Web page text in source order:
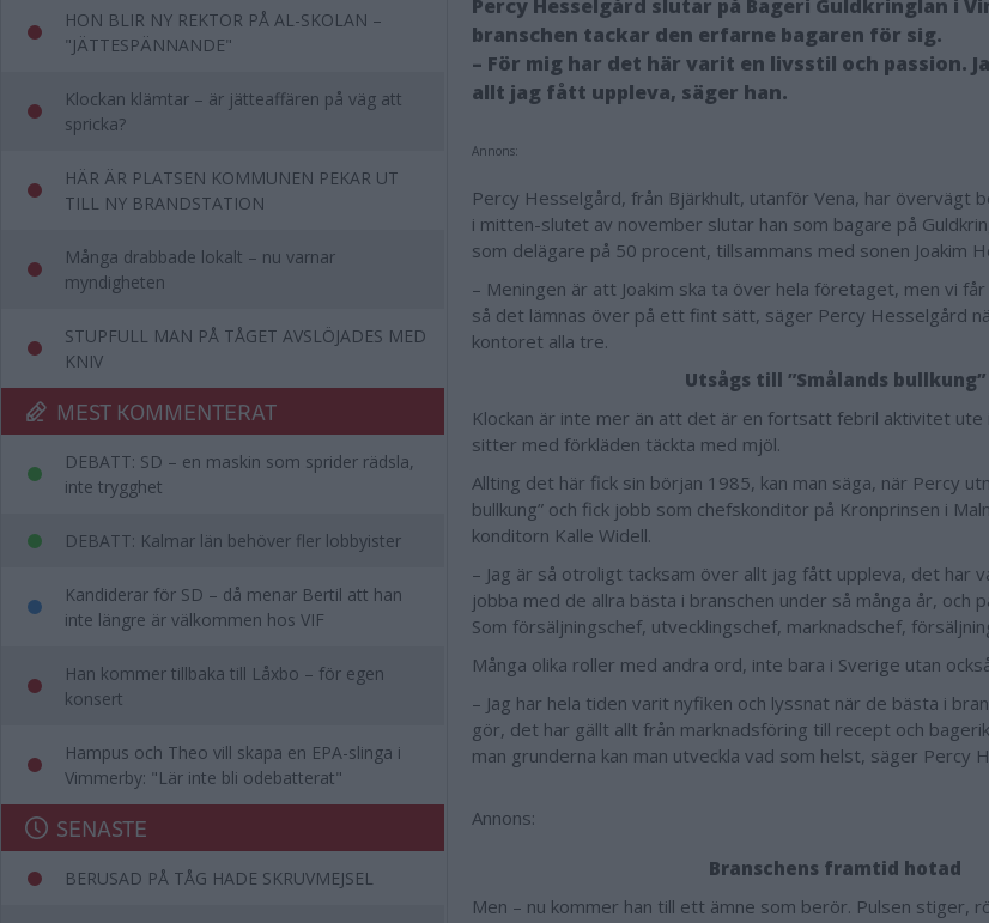
HON BLIR NY REKTOR PÅ AL-SKOLAN –
"JÄTTESPÄNNANDE"
Klockan klämtar – är jätteaffären på väg att
spricka?
HÄR ÄR PLATSEN KOMMUNEN PEKAR UT
TILL NY BRANDSTATION
Många drabbade lokalt – nu varnar
myndigheten
STUPFULL MAN PÅ TÅGET AVSLÖJADES MED
KNIV
MEST KOMMENTERAT
DEBATT: SD – en maskin som sprider rädsla,
inte trygghet
DEBATT: Kalmar län behöver fler lobbyister
Kandiderar för SD – då menar Bertil att han
inte längre är välkommen hos VIF
Han kommer tillbaka till Låxbo – för egen
konsert
Hampus och Theo vill skapa en EPA-slinga i
Vimmerby: "Lär inte bli odebatterat"
SENASTE
BERUSAD PÅ TÅG HADE SKRUVMEJSEL
Percy Hesselgård slutar på Bageri Guldkringlan i
branschen tackar den erfarne bagaren för sig.
– För mig har det här varit en livsstil och passion.
allt jag fått uppleva, säger han.
Annons:
Percy Hesselgård, från Bjärkhult, utanför Vena, har övervägt
i mitten-slutet av november slutar han som bagare på
som delägare på 50 procent, tillsammans med sonen Joakim
– Meningen är att Joakim ska ta över hela företaget, men vi
så det lämnas över på ett fint sätt, säger Percy Hesselgård
kontoret alla tre.
Utsågs till ”Smålands bullkung”
Klockan är inte mer än att det är en fortsatt febril aktivitet ute
sitter med förkläden täckta med mjöl.
Allting det här fick sin början 1985, kan man säga, när Percy
bullkung” och fick jobb som chefskonditor på Kronprinsen i
konditorn Kalle Widell.
– Jag är så otroligt tacksam över allt jag fått uppleva, det har
jobba med de allra bästa i branschen under så många år, och
Som försäljningschef, utvecklingschef, marknadschef,
Många olika roller med andra ord, inte bara i Sverige utan
– Jag har hela tiden varit nyfiken och lyssnat när de bästa i
gör, det har gällt allt från marknadsföring till recept och
man grunderna kan man utveckla vad som helst, säger Percy
Annons:
Branschens framtid hotad
Men – nu kommer han till ett ämne som berör. Pulsen stiger,